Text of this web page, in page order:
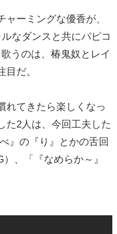
ーミングな優香が、
なダンスと共にパピコ
うのは、椿鬼奴とレイ
だ。
れてきたら楽しくなっ
た2人は、今回工夫した
』の『り』とかの舌回
、「『なめらか～』